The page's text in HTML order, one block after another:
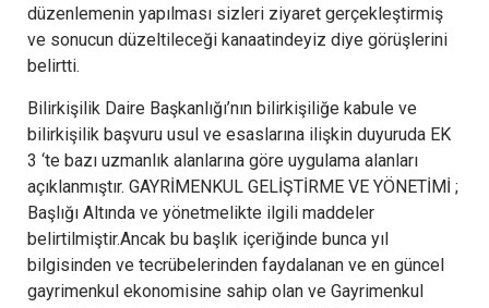
düzenlemenin yapılması sizleri ziyaret gerçekleştirmiş
ve sonucun düzeltileceği kanaatindeyiz diye görüşlerini
belirtti.
Bilirkişilik Daire Başkanlığı’nın bilirkişiliğe kabule ve
bilirkişilik başvuru usul ve esaslarına ilişkin duyuruda EK
3 ‘te bazı uzmanlık alanlarına göre uygulama alanları
açıklanmıştır. GAYRİMENKUL GELİŞTİRME VE YÖNETİMİ ;
Başlığı Altında ve yönetmelikte ilgili maddeler
belirtilmiştir.Ancak bu başlık içeriğinde bunca yıl
bilgisinden ve tecrübelerinden faydalanan ve en güncel
gayrimenkul ekonomisine sahip olan ve Gayrimenkul